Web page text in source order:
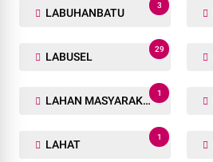
LABUHANBATU
3
LABUSEL
29
LAHAN MASYARAKAT
1
LAHAT
1